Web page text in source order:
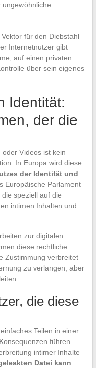
für den Diebstahl
Internetnutzer gibt
auf einen privaten
über sein eigenes
Identität:
der die
Videos ist kein
In Europa wird diese
der Identität und
Europäische Parlament
speziell auf die
intimen Inhalten und
zur digitalen
diese rechtliche
Zustimmung verbreitet
zu verlangen, aber
die diese
Teilen in einer
führen.
intimer Inhalte
Datei kann